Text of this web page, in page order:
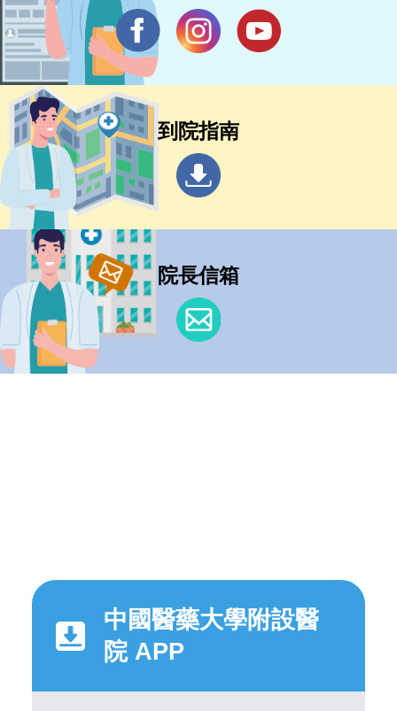
到院指南
院長信箱
中國醫藥大學附設醫
院 APP